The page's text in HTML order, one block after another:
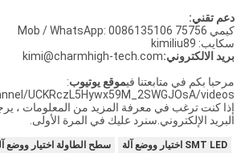
دعم تقني:
كيمي Mob / WhatsApp: 0086135106 75756
سكايب: kimiliu89
بريد الالكتروني:kimi@charmhigh-tech.com
مرحبا بكم في متابعتنا فيموقع يوتيوب:
UCKRczL5Hywx59M_2SWGJOsA/videos
إذا كنت ترغب في معرفة المزيد من المعلومات ،
البريد الإلكتروني.سنرد عليك في المرة الأولى.
SMT LED اختيار ووضع آلة
سطح الطاولة اختيار ووضع